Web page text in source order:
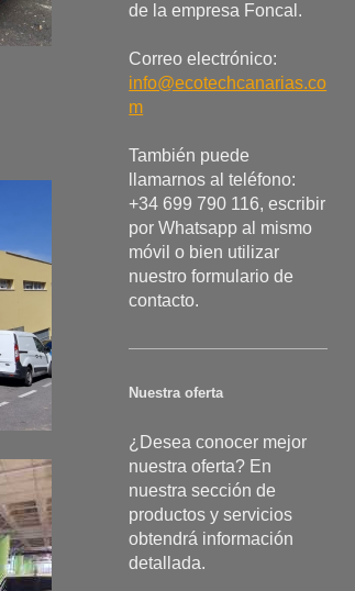
de la empresa Foncal.
Correo electrónico:
info@ecotechcanarias.co
m
También puede
llamarnos al teléfono:
+34 699 790 116, escribir
por Whatsapp al mismo
móvil o bien utilizar
nuestro formulario de
contacto.
Nuestra oferta
¿Desea conocer mejor
nuestra oferta? En
nuestra sección de
productos y servicios
obtendrá información
detallada.